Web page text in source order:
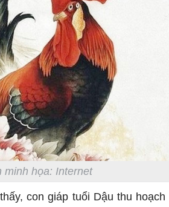
minh họa: Internet
con giáp tuổi Dậu thu